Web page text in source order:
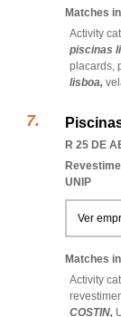
Matches
Activity
piscinas
placards,
lisboa,
R 25 DE
UNIP
Ver
Matches
Activity
COSTIN,